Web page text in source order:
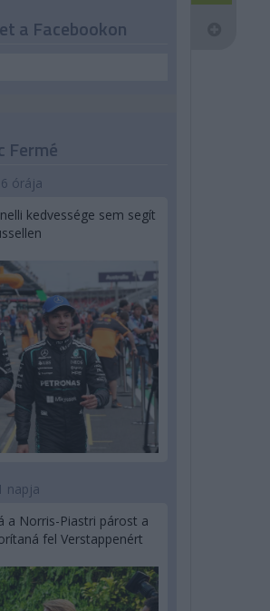
a Facebookon
Fermé
órája
kedvessége sem segít
napja
a Norris-Piastri párost a
fel Verstappenért